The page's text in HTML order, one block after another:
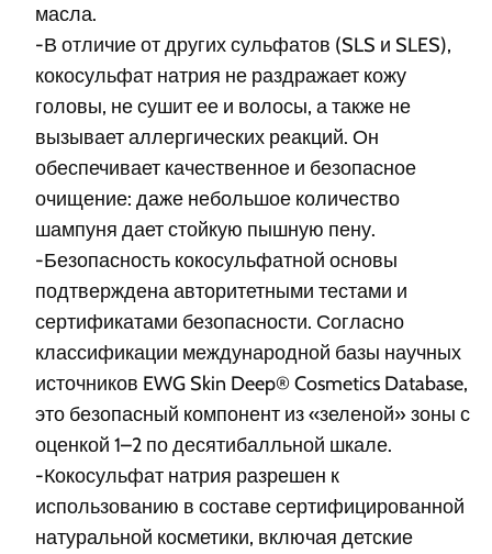
масла.
-В отличие от других сульфатов (SLS и SLES),
кокосульфат натрия не раздражает кожу
головы, не сушит ее и волосы, а также не
вызывает аллергических реакций. Он
обеспечивает качественное и безопасное
очищение: даже небольшое количество
шампуня дает стойкую пышную пену.
-Безопасность кокосульфатной основы
подтверждена авторитетными тестами и
сертификатами безопасности. Согласно
классификации международной базы научных
источников EWG Skin Deep® Cosmetics Database,
это безопасный компонент из «зеленой» зоны с
оценкой 1–2 по десятибалльной шкале.
-Кокосульфат натрия разрешен к
использованию в составе сертифицированной
натуральной косметики, включая детские